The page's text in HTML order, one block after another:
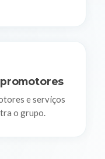
e serviços
o grupo.